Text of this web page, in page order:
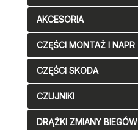
AKCESORIA
CZĘŚCI MONTAŻ I NAPR
CZĘŚCI SKODA
CZUJNIKI
DRĄŻKI ZMIANY BIEGÓW